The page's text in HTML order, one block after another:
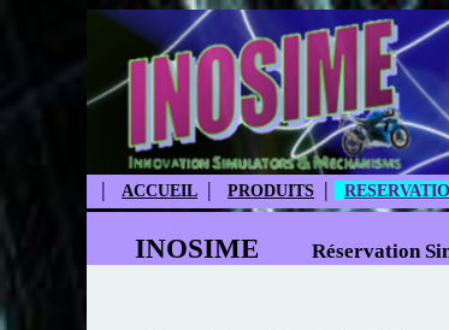
INOSIME Réservation
| ACCUEIL | PRODUITS |